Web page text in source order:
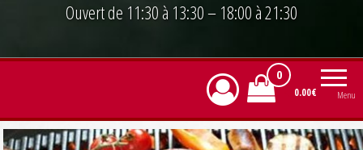
Ouvert de 11:30 à 13:30 – 18:00 à 21:30
Menu
0
0.00€